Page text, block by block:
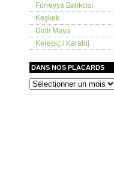
Fürreyya Balıkcısı
Keşkek
Datlı Maya
Kerebiç / Karabij
DANS NOS PLACARDS
dans
nos